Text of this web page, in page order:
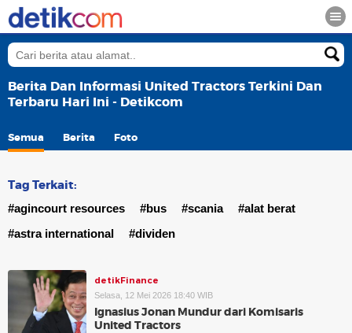
Berita Dan Informasi United Tractors Terkini Dan
Terbaru Hari Ini - Detikcom
Semua Berita Foto
Tag Terkait:
#agincourt resources #bus #scania
#alat berat
#astra international
#dividen
detikFinance
Selasa, 12 Mei 2026 18:40 WIB
Ignasius Jonan Mundur dari Komisaris
United Tractors